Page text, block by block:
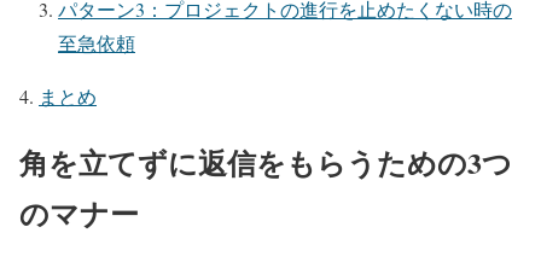
パターン3：プロジェクトの進行を止めたくない時の
至急依頼
まとめ
角を立てずに返信をもらうための3つ
のマナー